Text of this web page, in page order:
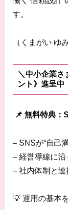
す。
（くまがい ゆみ
＼中小企業さ
ント》進呈中
📌 無料特典：
– SNSが“自己
– 経営導線に
– 社内体制と
💡 運用の基本